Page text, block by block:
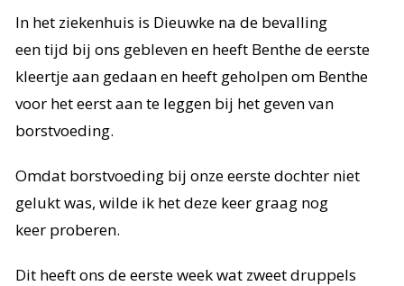
In het ziekenhuis is Dieuwke na de bevalling
een tijd bij ons gebleven en heeft Benthe de eerste
kleertje aan gedaan en heeft geholpen om Benthe
voor het eerst aan te leggen bij het geven van
borstvoeding.
Omdat borstvoeding bij onze eerste dochter niet
gelukt was, wilde ik het deze keer graag nog
keer proberen.
Dit heeft ons de eerste week wat zweet druppels